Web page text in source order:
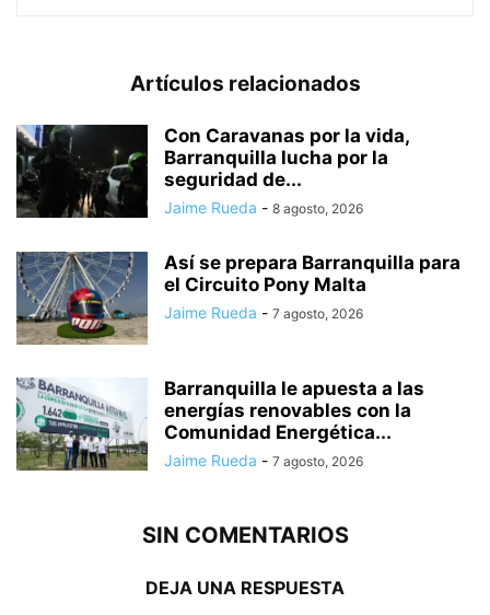
Artículos relacionados
Con Caravanas por la vida,
Barranquilla lucha por la
seguridad de...
Jaime Rueda - 8 agosto, 2026
Así se prepara Barranquilla para
el Circuito Pony Malta
Jaime Rueda - 7 agosto, 2026
Barranquilla le apuesta a las
energías renovables con la
Comunidad Energética...
Jaime Rueda - 7 agosto, 2026
SIN COMENTARIOS
DEJA UNA RESPUESTA